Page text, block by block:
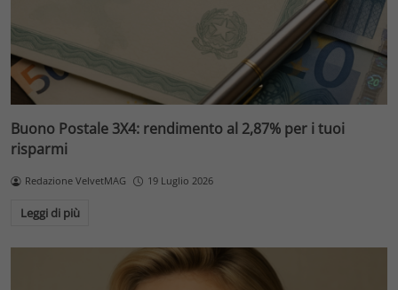
Buono Postale 3X4: rendimento al 2,87% per i tuoi
risparmi
Redazione VelvetMAG 19 Luglio 2026
Leggi di più